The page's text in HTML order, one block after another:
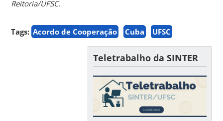
Reitoria/UFSC.
Tags: Acordo de Cooperação Cuba UFSC
Teletrabalho da SINTER